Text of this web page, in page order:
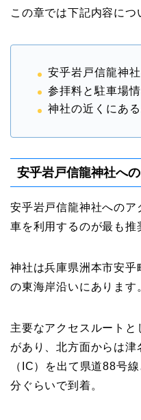
この章では下記内容につ
安乎岩戸信龍神
参拝料と駐車場
神社の近くにあ
安乎岩戸信龍神社へ
安乎岩戸信龍神社へのア
車を利用するのが最も推
神社は兵庫県洲本市安
の東海岸沿いにあります
主要なアクセスルート
があり、北方面からは
（IC）を出て県道88号
分ぐらいで到着。